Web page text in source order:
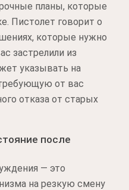
планы, которые
Пистолет говорит о
которые нужно
застрелили из
указывать на
от вас
отказа от старых
после
— это
на резкую смену